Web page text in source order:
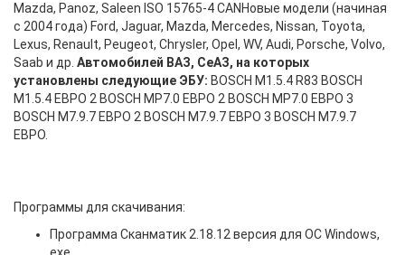
Mazda, Panoz, Saleen ISO 15765-4 CANНовые модели (начиная
с 2004 года) Ford, Jaguar, Mazda, Mercedes, Nissan, Toyota,
Lexus, Renault, Peugeot, Chrysler, Opel, WV, Audi, Porsche, Volvo,
Saab и др. Автомобилей ВАЗ, СеАЗ, на которых
установлены следующие ЭБУ: BOSCH M1.5.4 R83 BOSCH
M1.5.4 ЕВРО 2 BOSCH MP7.0 ЕВРО 2 BOSCH MP7.0 ЕВРО 3
BOSCH M7.9.7 ЕВРО 2 BOSCH M7.9.7 ЕВРО 3 BOSCH M7.9.7
ЕВРО.
Программы для скачивания:
Программа Сканматик 2.18.12 версия для ОС Windows,